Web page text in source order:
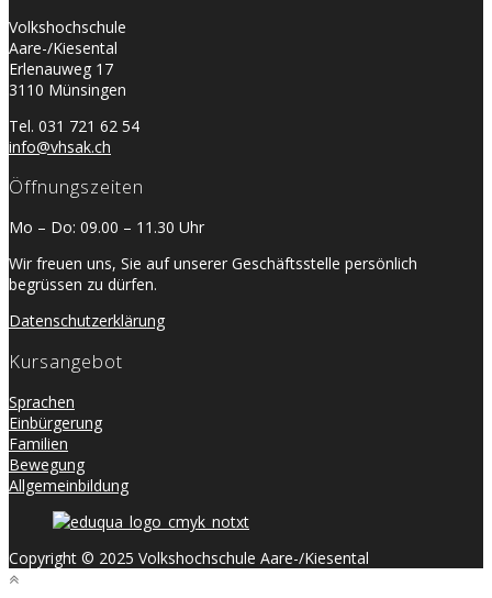
Volkshochschule
Aare-/Kiesental
Erlenauweg 17
3110 Münsingen
Tel. 031 721 62 54
info@vhsak.ch
Öffnungszeiten
Mo – Do: 09.00 – 11.30 Uhr
Wir freuen uns, Sie auf unserer Geschäftsstelle persönlich
begrüssen zu dürfen.
Datenschutzerklärung
Kursangebot
Sprachen
Einbürgerung
Familien
Bewegung
Allgemeinbildung
Copyright © 2025 Volkshochschule Aare-/Kiesental